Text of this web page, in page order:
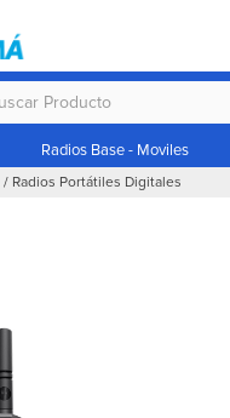
Radios Base - Moviles
/ Radios Portátiles Digitales